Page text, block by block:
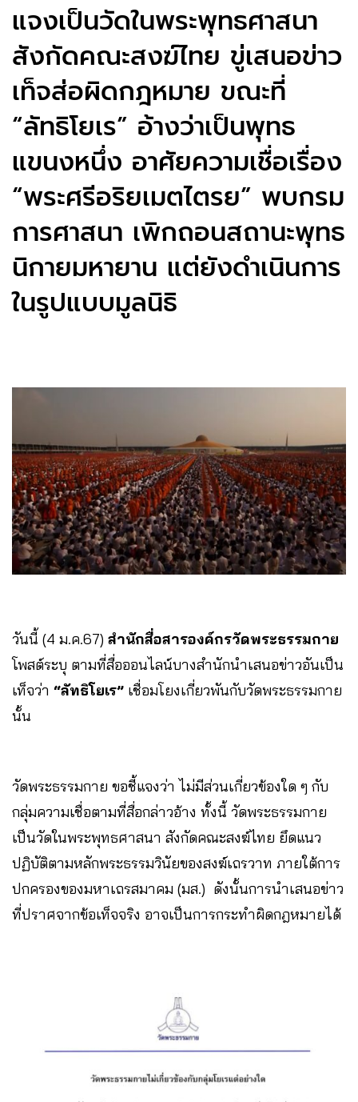
แจงเป็นวัดในพระพุทธศาสนา
สังกัดคณะสงฆ์ไทย ขู่เสนอข่าว
เท็จส่อผิดกฎหมาย ขณะที่
“ลัทธิโยเร” อ้างว่าเป็นพุทธ
แขนงหนึ่ง อาศัยความเชื่อเรื่อง
“พระศรีอริยเมตไตรย” พบกรม
การศาสนา เพิกถอนสถานะพุทธ
นิกายมหายาน แต่ยังดำเนินการ
ในรูปแบบมูลนิธิ
วันนี้ (4 ม.ค.67) สำนักสื่อสารองค์กรวัดพระธรรมกาย
โพสต์ระบุ ตามที่สื่อออนไลน์บางสำนักนำเสนอข่าวอันเป็น
เท็จว่า “ลัทธิโยเร” เชื่อมโยงเกี่ยวพันกับวัดพระธรรมกาย
นั้น
วัดพระธรรมกาย ขอชี้แจงว่า ไม่มีส่วนเกี่ยวข้องใด ๆ กับ
กลุ่มความเชื่อตามที่สื่อกล่าวอ้าง ทั้งนี้ วัดพระธรรมกาย
เป็นวัดในพระพุทธศาสนา สังกัดคณะสงฆ์ไทย ยึดแนว
ปฏิบัติตามหลักพระธรรมวินัยของสงฆ์เถรวาท ภายใต้การ
ปกครองของมหาเถรสมาคม (มส.) ดังนั้นการนำเสนอข่าว
ที่ปราศจากข้อเท็จจริง อาจเป็นการกระทำผิดกฎหมายได้